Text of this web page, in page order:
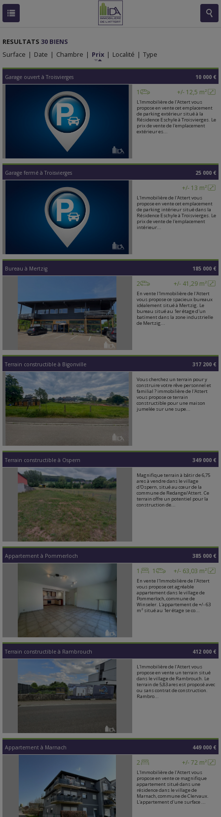
RESULTATS 30 BIENS
Surface | Date | Chambre | Prix | Localité | Type
Garage ouvert à Troisvierges 10 000 €
+/- 12,5 m²
1
L'Immobilière de l'Attert vous
propose en vente cet emplacement
de parking extérieur situé à la
Résidence Eschyle à Troisvierges. Le
prix de vente de l'emplacement
extérieur es...
Garage fermé à Troisvierges 25 000 €
+/- 13 m²
L'Immobilière de l'Attert vous
propose en vente cet emplacement
de parking intérieur situé dans la
Résidence Eschyle à Troisvierges. Le
prix de vente de l'emplacement
intérieur...
Bureau à Mertzig 185 000 €
+/- 41,29 m²
2
En vente l'Immobilière de l'Attert
vous propose ce spacieux bureaux
idéalement situé à Mertzig. Le
bureau situé au 1er étage d'un
batïment dans la zone industrielle
de Mertzig...
Terrain constructible à Bigonville 317 200 €
Vous cherchez un terrain pour y
construire votre rêve personnel et
familial ? immobilière de l'Attert
vous propose ce terrain
constructible pour une maison
jumelée sur une supe...
Terrain constructible à Ospern 349 000 €
Magnifique terrain à bâtir de 6,75
ares à vendre dans le village
d'Ospern, situé au cœur de la
commune de Redange/Attert. Ce
terrain offre un potentiel pour la
construction de...
Appartement à Pommerloch 385 000 €
+/- 63,03 m²
1 1
En vente l'Immobilière de l'Attert
vous propose cet agréable
appartement dans le village de
Pommerloch, commune de
Winseler. L'appartement de +/- 63
m² situé au 1er étage se co...
Terrain constructible à Rambrouch 412 000 €
L'Immobilière de l'Attert vous
propose en vente un terrain situé
dans le village de Rambrouch. Le
terrain de 5,83 ares est proposé avec
ou sans contrat de construction.
Rambro...
Appartement à Marnach 449 000 €
+/- 72 m²
2
L'Immobilière de l'Attert vous
propose en vente ce magnifique
appartement situé dans une
résidence dans le village de
Marnach, commune de Clervaux.
L'appartement d'une surface ...